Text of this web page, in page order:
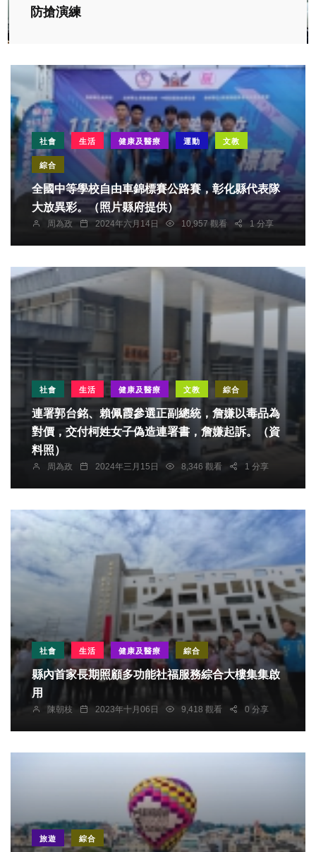
防搶演練
社會 生活 健康及醫療 運動 文教
綜合
全國中等學校自由車錦標賽公路賽，彰化縣代表隊
大放異彩。（照片縣府提供）
周為政 2024年六月14日 10,957 觀看 1 分享
社會 生活 健康及醫療 文教 綜合
連署郭台銘、賴佩霞參選正副總統，詹嫌以毒品為
對價，交付柯姓女子偽造連署書，詹嫌起訴。（資
料照）
周為政 2024年三月15日 8,346 觀看 1 分享
社會 生活 健康及醫療 綜合
縣內首家長期照顧多功能社福服務綜合大樓集集啟
用
陳朝枝 2023年十月06日 9,418 觀看 0 分享
旅遊 綜合